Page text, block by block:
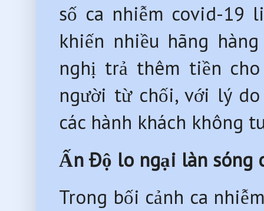
số ca nhiễm covid-19
khiến nhiều hãng
nghị trả thêm tiền
người từ chối, với lý
các hành khách không
Ấn Độ lo ngại làn sóng
Trong bối cảnh ca